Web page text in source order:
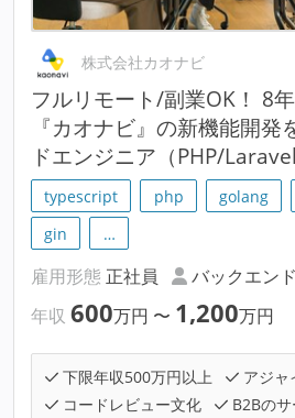
株式会社カオナビ
フルリモート/副業OK！ 8
『カオナビ』の新機能開発
ドエンジニア（PHP/
typescript php golang
gin
…
雇用形態 正社員 バックエン
年収 600万円 〜 1,200万円
下限年収500万円以上
アジャ
コードレビュー文化
B2Bの